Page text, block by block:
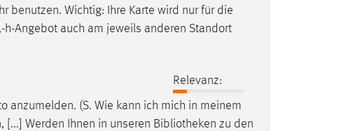
benutzen. Wichtig: Ihre Karte wird nur für die
Angebot auch am jeweils anderen Standort
Relevanz:
anzumelden. (S. Wie kann ich mich in meinem
[...] Werden Ihnen in unseren Bibliotheken zu den